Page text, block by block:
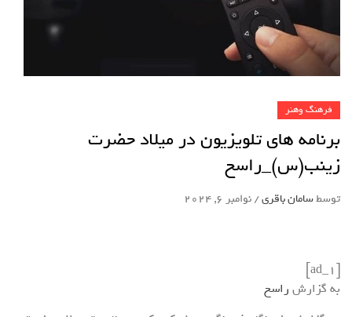
فرهنگ وهنر
برنامه های تلویزیون در میلاد حضرت
زینب(س)_راسخ
توسطسامان باقری/نوامبر 6, 2024
[ad_1]
به گزارش راسخ